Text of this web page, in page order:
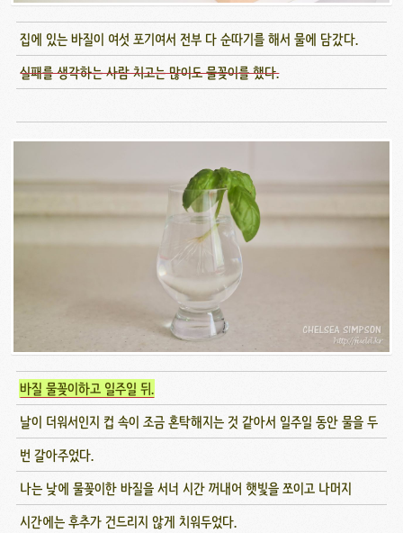
집에 있는 바질이 여섯 포기여서 전부 다 순따기를 해서 물에 담갔다.
실패를 생각하는 사람 치고는 많이도 물꽂이를 했다.
바질 물꽂이하고 일주일 뒤.
날이 더워서인지 컵 속이 조금 혼탁해지는 것 같아서 일주일 동안 물을 두
번 갈아주었다.
나는 낮에 물꽂이한 바질을 서너 시간 꺼내어 햇빛을 쪼이고 나머지
시간에는 후추가 건드리지 않게 치워두었다.